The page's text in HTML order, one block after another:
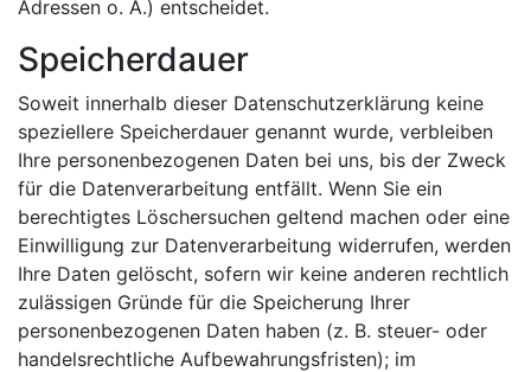
Adressen o. Ä.) entscheidet.
Speicherdauer
Soweit innerhalb dieser Datenschutzerklärung keine
speziellere Speicherdauer genannt wurde, verbleiben
Ihre personenbezogenen Daten bei uns, bis der Zweck
für die Datenverarbeitung entfällt. Wenn Sie ein
berechtigtes Löschersuchen geltend machen oder eine
Einwilligung zur Datenverarbeitung widerrufen, werden
Ihre Daten gelöscht, sofern wir keine anderen rechtlich
zulässigen Gründe für die Speicherung Ihrer
personenbezogenen Daten haben (z. B. steuer- oder
handelsrechtliche Aufbewahrungsfristen); im